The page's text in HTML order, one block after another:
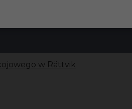
w Rättvik